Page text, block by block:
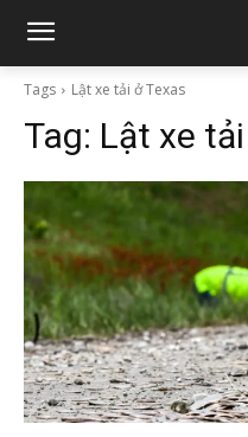
Tags Lật xe tải ở Texas
Tag: Lật xe